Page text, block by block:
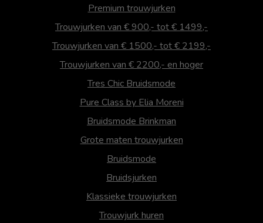
Premium trouwjurken
Trouwjurken van € 900,- tot € 1499,-
Trouwjurken van € 1500,- tot € 2199,-
Trouwjurken van € 2200,- en hoger
Tres Chic Bruidsmode
Pure Class by Elia Moreni
Bruidsmode Brinkman
Grote maten trouwjurken
Bruidsmode
Bruidsjurken
Klassieke trouwjurken
Trouwjurk huren